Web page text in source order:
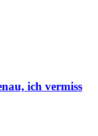
ich vermiss